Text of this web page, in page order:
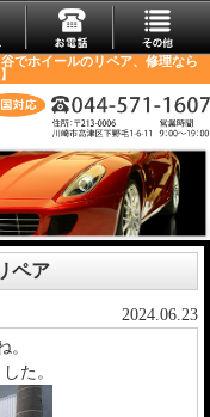
ホイールのリペア、修理なら
ペア
2024.06.23
。
た。